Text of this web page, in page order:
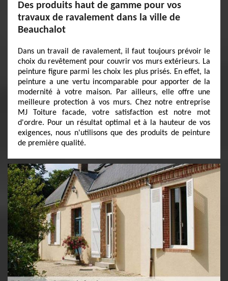
Des produits haut de gamme pour vos
travaux de ravalement dans la ville de
Beauchalot
Dans un travail de ravalement, il faut toujours prévoir le
choix du revêtement pour couvrir vos murs extérieurs. La
peinture figure parmi les choix les plus prisés. En effet, la
peinture a une vertu incomparable pour apporter de la
modernité à votre maison. Par ailleurs, elle offre une
meilleure protection à vos murs. Chez notre entreprise
MJ Toiture facade, votre satisfaction est notre mot
d'ordre. Pour un résultat optimal et à la hauteur de vos
exigences, nous n'utilisons que des produits de peinture
de première qualité.